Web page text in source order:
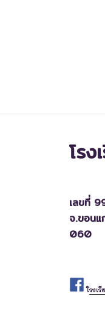
โรง
เลขที่
จ.ขอน
060
โรงเ